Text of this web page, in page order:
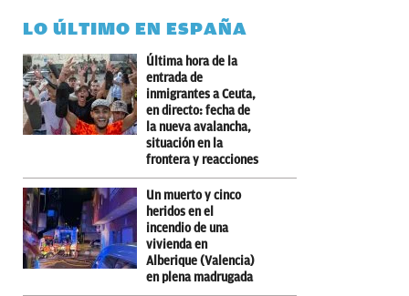
LO ÚLTIMO EN ESPAÑA
Última hora de la
entrada de
inmigrantes a Ceuta,
en directo: fecha de
la nueva avalancha,
situación en la
frontera y reacciones
Un muerto y cinco
heridos en el
incendio de una
vivienda en
Alberique (Valencia)
en plena madrugada